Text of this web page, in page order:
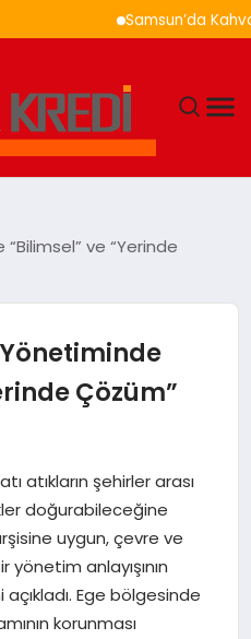
Samsun’da Kahvaltı
“Bilimsel” ve “Yerinde
Yönetiminde
Çözüm”
atıkların şehirler arası
doğurabileceğine
uygun, çevre ve
yönetim anlayışının
Ege bölgesinde
korunması